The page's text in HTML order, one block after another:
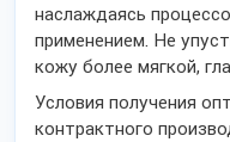
наслаждаясь
применением. Не
кожу более мягкой,
Условия получения
контрактного